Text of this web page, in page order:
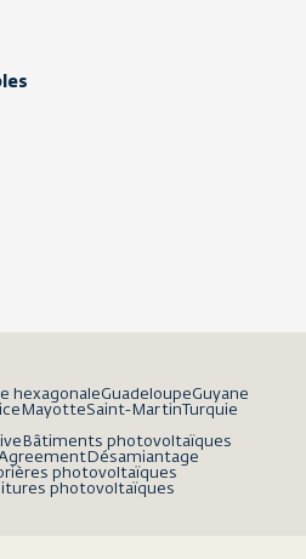
hexagonaleGuadeloupeGuyane
MayotteSaint-MartinTurquie
Bâtiments photovoltaïques
Désamiantage
photovoltaïques
photovoltaïques